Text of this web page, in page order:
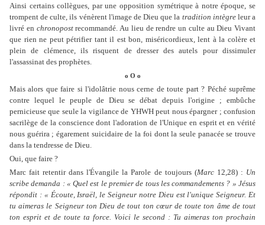
Ainsi certains collègues, par une opposition symétrique à notre époque, se
trompent de culte, ils vénèrent l'image de Dieu que la tradition intègreleur a
livré en chronopostrecommandé. Au lieu de rendre un culte au Dieu Vivant
que rien ne peut pétrifier tant il est bon, miséricordieux, lent à la colère et
plein de clémence, ils risquent de dresser des autels pour dissimuler
l'assassinat des prophètes.
o O o
Mais alors que faire si l'idolâtrie nous cerne de toute part ? Péché suprême
contre lequel le peuple de Dieu se débat depuis l'origine ; embûche
pernicieuse que seule la vigilance de YHWH peut nous épargner ; confusion
sacrilège de la conscience dont l'adoration de l'Unique en esprit et en vérité
nous guérira ; égarement suicidaire de la foi dont la seule panacée se trouve
dans la tendresse de Dieu.
Oui, que faire ?
Marc fait retentir dans l'Évangile la Parole de toujours (Marc12,28) : Un
scribe demanda : « Quel est le premier de tous les commandements ? » Jésus
répondit : « Écoute, Israël, le Seigneur notre Dieu est l'unique Seigneur. Et
tu aimeras le Seigneur ton Dieu de tout ton cœur de toute ton âme de tout
ton esprit et de toute ta force. Voici le second : Tu aimeras ton prochain